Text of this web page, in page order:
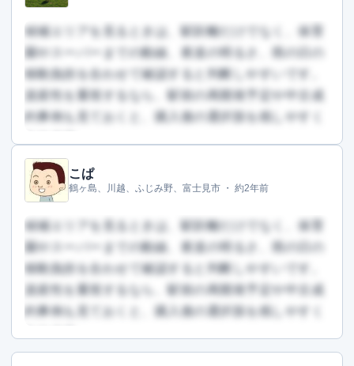
候補エリアを見るときは、駅距離だけでなく、保育
園やスーパーまでの動線、夜道の明るさ、雨の日の
移動負担を合わせて確認すると判断しやすいです。
資産性を重視するなら、駅前の再開発予定や中古成
約事例も見ておくと、購入後の選択肢を残しやすく
この回答を読むには会員登録が必要です
（文字数：1217文字）
こぱ
鶴ヶ島、川越、ふじみ野、富士見市 ・ 約2年前
候補エリアを見るときは、駅距離だけでなく、保育
園やスーパーまでの動線、夜道の明るさ、雨の日の
移動負担を合わせて確認すると判断しやすいです。
資産性を重視するなら、駅前の再開発予定や中古成
約事例も見ておくと、購入後の選択肢を残しやすく